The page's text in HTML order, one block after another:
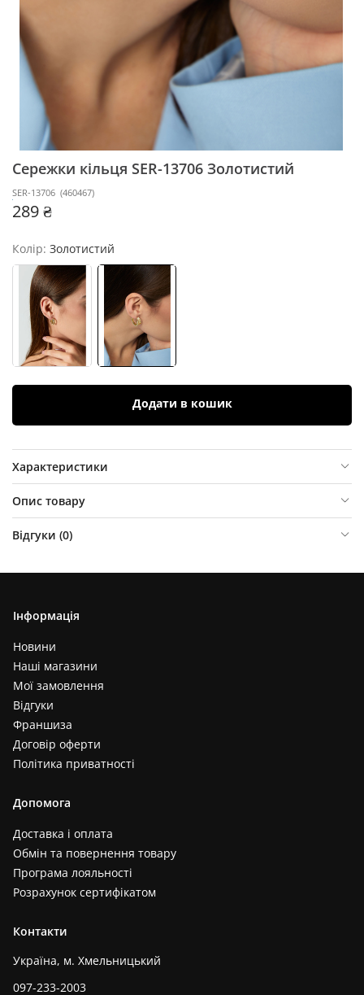
Сережки кільця SER-13706 Золотистий
SER-13706 (460467)
289 ₴
Колір: Золотистий
Додати в кошик
Характеристики
Опис товару
Відгуки (0)
Інформація
Новини
Наші магазини
Мої замовлення
Відгуки
Франшиза
Договір оферти
Політика приватності
Допомога
Доставка і оплата
Обмін та повернення товару
Програма лояльності
Розрахунок сертифікатом
Контакти
Україна, м. Хмельницький
097-233-2003